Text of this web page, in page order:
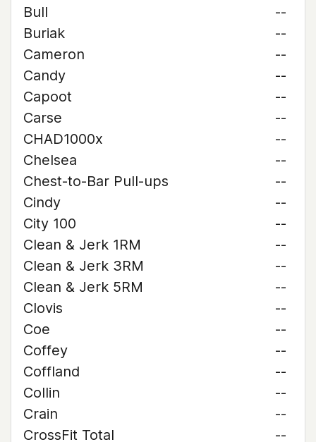
Bull
--
Buriak
--
Cameron
--
Candy
--
Capoot
--
Carse
--
CHAD1000x
--
Chelsea
--
Chest-to-Bar Pull-ups
--
Cindy
--
City 100
--
Clean & Jerk 1RM
--
Clean & Jerk 3RM
--
Clean & Jerk 5RM
--
Clovis
--
Coe
--
Coffey
--
Coffland
--
Collin
--
Crain
--
CrossFit Total
--